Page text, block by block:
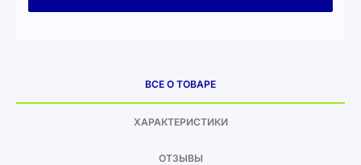
ВСЕ О ТОВАРЕ
ХАРАКТЕРИСТИКИ
ОТЗЫВЫ